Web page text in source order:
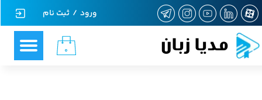
مدیا زبان ۰
ورود / ثبت نام
حساب کاربری من
تغییر گذر واژه